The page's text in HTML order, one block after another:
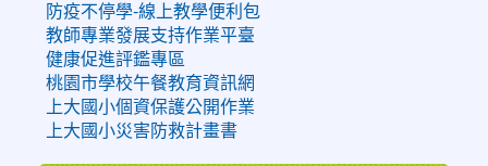
防疫不停學-線上教學便利包
教師專業發展支持作業平臺
健康促進評鑑專區
桃園市學校午餐教育資訊網
上大國小個資保護公開作業
上大國小災害防救計畫書